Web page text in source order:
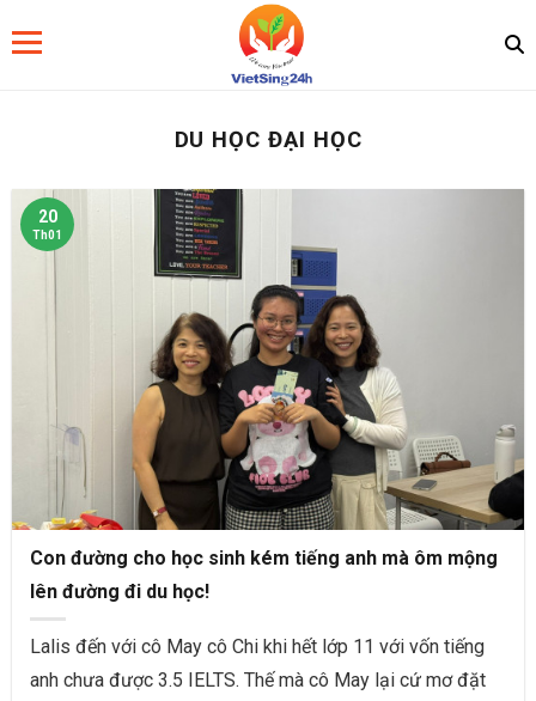
DU HỌC ĐẠI HỌC
20
Th01
Con đường cho học sinh kém tiếng anh mà ôm mộng
lên đường đi du học!
Lalis đến với cô May cô Chi khi hết lớp 11 với vốn tiếng
anh chưa được 3.5 IELTS. Thế mà cô May lại cứ mơ đặt